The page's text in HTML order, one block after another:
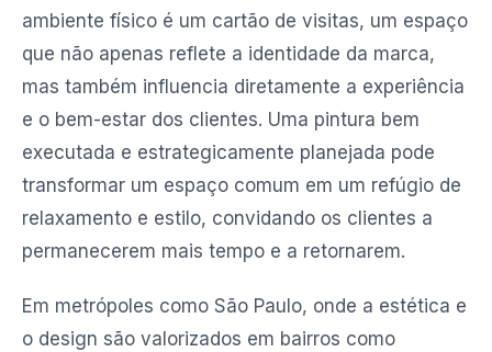
ambiente físico é um cartão de visitas, um espaço
que não apenas reflete a identidade da marca,
mas também influencia diretamente a experiência
e o bem-estar dos clientes. Uma pintura bem
executada e estrategicamente planejada pode
transformar um espaço comum em um refúgio de
relaxamento e estilo, convidando os clientes a
permanecerem mais tempo e a retornarem.
Em metrópoles como São Paulo, onde a estética e
o design são valorizados em bairros como